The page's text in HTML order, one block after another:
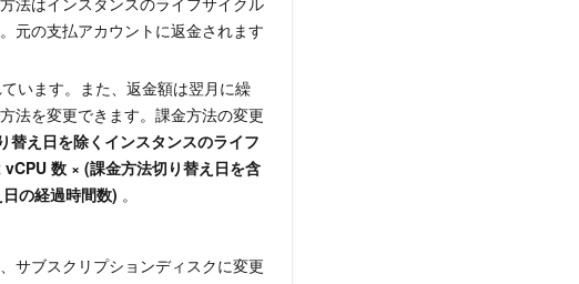
元の支払アカウントに返金されます
います。また、返金額は翌月に繰
法を変更できます。課金方法の変更
替え日を除くインスタンスのライフ
数 × (課金方法切り替え日を含
の経過時間数) 。
サブスクリプションディスクに変更